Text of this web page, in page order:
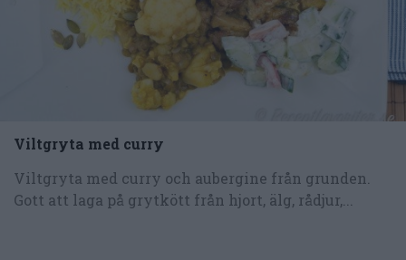
Viltgryta med curry
Viltgryta med curry och aubergine från grunden.
Gott att laga på grytkött från hjort, älg, rådjur,...